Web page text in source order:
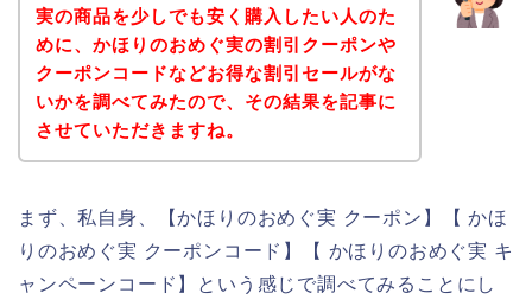
実の商品を少しでも安く購入したい人のた
めに、かほりのおめぐ実の割引クーポンや
クーポンコードなどお得な割引セールがな
いかを調べてみたので、その結果を記事に
させていただきますね。
まず、私自身、【かほりのおめぐ実 クーポン】【 かほ
りのおめぐ実 クーポンコード】【 かほりのおめぐ実 キ
ャンペーンコード】という感じで調べてみることにし